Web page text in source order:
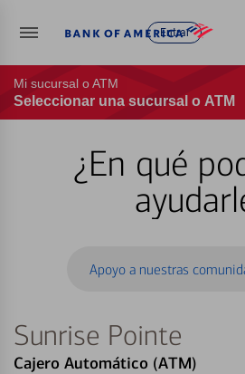
Entrar
Mi sucursal o ATM
Seleccionar una sucursal o ATM
¿En qué
Apoyo a nuestras
Sunrise Pointe
Cajero Automático (ATM)